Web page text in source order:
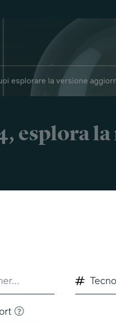
esplorare la versione
esplora la